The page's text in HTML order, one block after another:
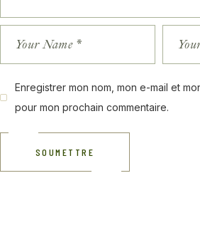
Enregistrer mon nom, mon e-mail et
pour mon prochain commentaire.
SOUMETTRE